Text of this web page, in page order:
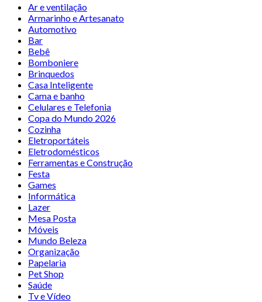
Ar e ventilação
Armarinho e Artesanato
Automotivo
Bar
Bebê
Bomboniere
Brinquedos
Casa Inteligente
Cama e banho
Celulares e Telefonia
Copa do Mundo 2026
Cozinha
Eletroportáteis
Eletrodomésticos
Ferramentas e Construção
Festa
Games
Informática
Lazer
Mesa Posta
Móveis
Mundo Beleza
Organização
Papelaria
Pet Shop
Saúde
Tv e Vídeo